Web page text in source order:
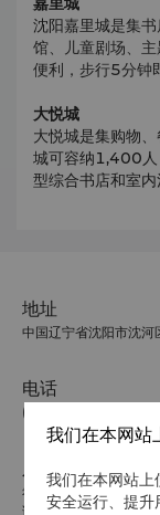
沈阳嘉里城是集书
馆、儿童剧场、
便利，步行5分钟
大悦城
大悦城是集购物
城可容纳1,400人
型综合书店和室内
地址
中国辽宁省沈阳市沈
电话
(86 24) 2436 6666
入住 / 退房
希望您入住愉快
请留意入住/退房时间:
我们在本网
我们在本网站
安全运行、提